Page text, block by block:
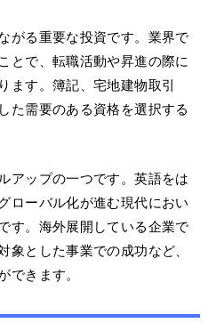
がる重要な投資です。業界で
とで、転職活動や昇進の際に
ます。簿記、宅地建物取引
た需要のある資格を選択する
アップの一つです。英語をは
ローバル化が進む現代におい
す。海外展開している企業で
象とした事業での成功など、
できます。